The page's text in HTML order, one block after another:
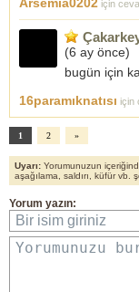
için
(6 ay önce)
bugün için
16paramıknatısı için
1 2 »
Uyarı: Yorumunuzun
aşağılama, saldırı, küfür vb.
Yorum yazın:
Bir isim giriniz
Yorumunuzu